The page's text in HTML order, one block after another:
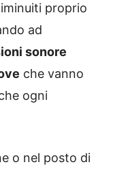
proprio
ad
sonore
che vanno
ogni
o nel posto di